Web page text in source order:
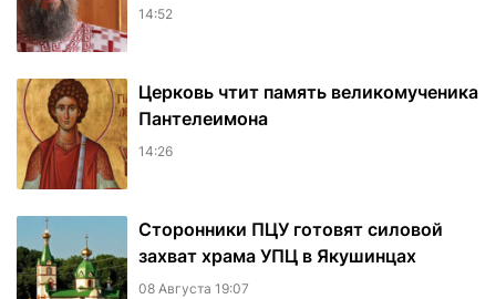
14:52
Церковь чтит память великомученика
Пантелеимона
14:26
Сторонники ПЦУ готовят силовой
захват храма УПЦ в Якушинцах
08 Августа 19:07